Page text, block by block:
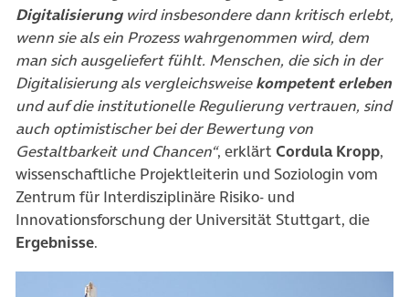
Digitalisierungwird insbesondere dann kritisch erlebt,
wenn sie als ein Prozess wahrgenommen wird, dem
man sich ausgeliefert fühlt. Menschen, die sich in der
Digitalisierung als vergleichsweisekompetent erleben
und auf die institutionelle Regulierung vertrauen, sind
auch optimistischer bei der Bewertung von
Gestaltbarkeit und Chancen“, erklärt Cordula Kropp,
wissenschaftliche Projektleiterin und Soziologin vom
Zentrum für Interdisziplinäre Risiko- und
Innovationsforschung der Universität Stuttgart, die
Ergebnisse.